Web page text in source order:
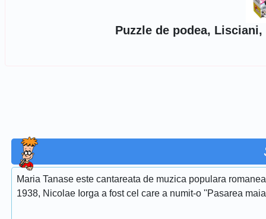
Puzzle de podea,
Maria Tanase este cantareata de muzica populara
1938, Nicolae Iorga a fost cel care a numit-o ''Pasarea